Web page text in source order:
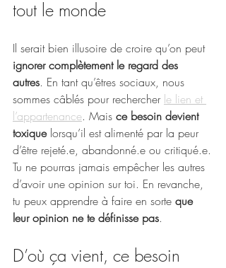
tout le monde
Il serait bien illusoire de croire qu’on peut
ignorer complètement le regard des
autres. En tant qu’êtres sociaux, nous
sommes câblés pour rechercher le lien et
l’appartenance. Mais ce besoin devient
toxique lorsqu’il est alimenté par la peur
d’être rejeté.e, abandonné.e ou critiqué.e.
Tu ne pourras jamais empêcher les autres
d’avoir une opinion sur toi. En revanche,
tu peux apprendre à faire en sorte que
leur opinion ne te définisse pas.
D’où ça vient, ce besoin